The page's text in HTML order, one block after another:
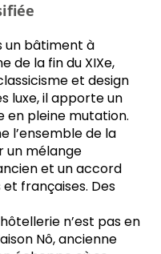
un bâtiment à
de la fin du XIXe,
et design
luxe, il apporte un
en pleine mutation.
l’ensemble de la
un mélange
et un accord
françaises. Des
n’est pas en
Nô, ancienne